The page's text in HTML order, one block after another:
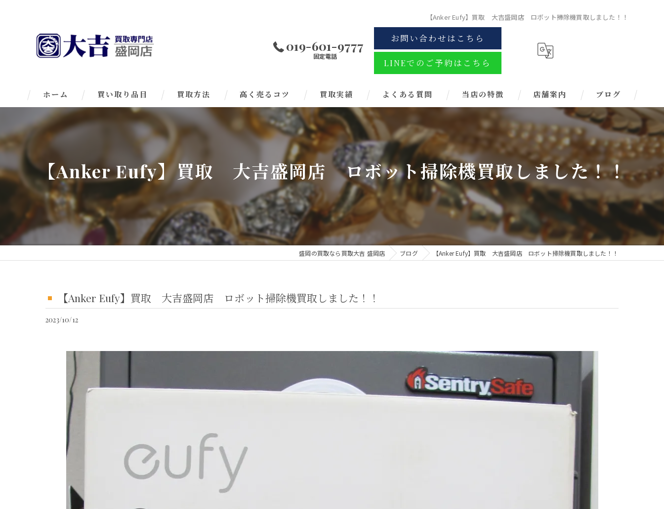
【Anker Eufy】買取 大吉盛岡店 ロボット掃除機買取しました！！
019-601-9777
固定電話
お問い合わせはこちら
LINEでのご予約はこちら
ホーム 買い取り品目 買取方法 高く売るコツ 買取実績 よくある質問 当店の特徴
ブランド
お酒
金券
時計
店舗案内 ブログ
【Anker Eufy】買取 大吉盛岡店 ロボット掃除機買取しました！！
盛岡の買取なら買取大吉 盛岡店 ブログ 【Anker Eufy】買取 大吉盛岡店 ロボット掃除機買取しました！！
【Anker Eufy】買取 大吉盛岡店 ロボット掃除機買取しました！！
2023/10/12